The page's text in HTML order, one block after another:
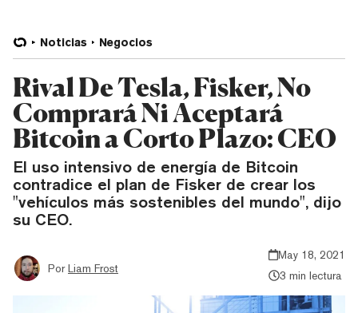
Noticias Negocios
Rival De Tesla, Fisker, No
Comprará Ni Aceptará
Bitcoin a Corto Plazo: CEO
El uso intensivo de energía de Bitcoin
contradice el plan de Fisker de crear los
"vehículos más sostenibles del mundo", dijo
su CEO.
Por Liam Frost
May 18, 2021
3 min lectura